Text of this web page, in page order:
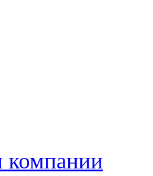
компании